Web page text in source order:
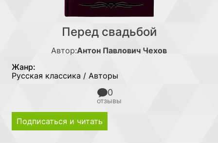
Перед свадьбой
Автор:Антон Павлович Чехов
Жанр:
Русская классика / Авторы
0
отзывы
Подписаться и читать